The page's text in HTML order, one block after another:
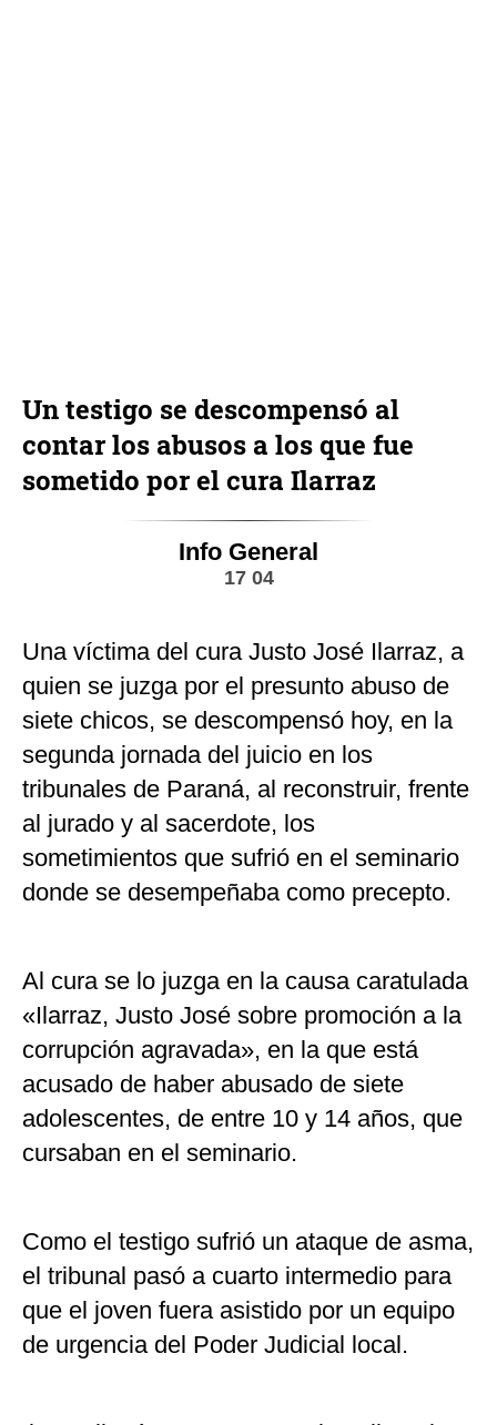
Un testigo se descompensó al
contar los abusos a los que fue
sometido por el cura Ilarraz
Info General
17 04
Una víctima del cura Justo José Ilarraz, a
quien se juzga por el presunto abuso de
siete chicos, se descompensó hoy, en la
segunda jornada del juicio en los
tribunales de Paraná, al reconstruir, frente
al jurado y al sacerdote, los
sometimientos que sufrió en el seminario
donde se desempeñaba como precepto.
Al cura se lo juzga en la causa caratulada
«Ilarraz, Justo José sobre promoción a la
corrupción agravada», en la que está
acusado de haber abusado de siete
adolescentes, de entre 10 y 14 años, que
cursaban en el seminario.
Como el testigo sufrió un ataque de asma,
el tribunal pasó a cuarto intermedio para
que el joven fuera asistido por un equipo
de urgencia del Poder Judicial local.